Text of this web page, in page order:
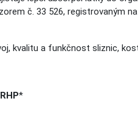
č. 33 526, registrovaným
kvalitu a funkčnost sliznic,
*